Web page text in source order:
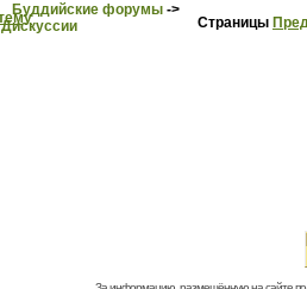
Буддийские форумы ->
Дискуссии
Страницы